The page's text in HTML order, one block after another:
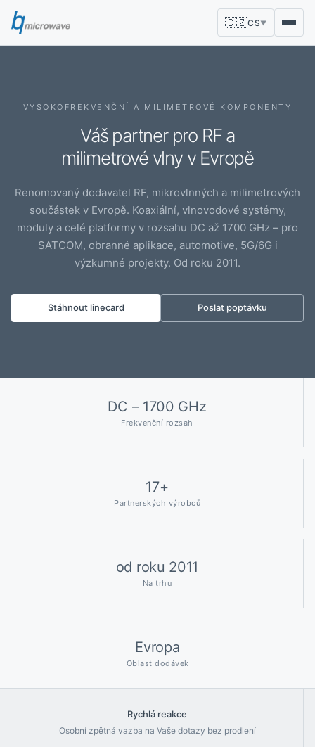
🇨🇿CS▼
VYSOKOFREKVENČNÍ A MILIMETROVÉ KOMPONENTY
Váš partner pro RF a
milimetrové vlny v Evropě
Renomovaný dodavatel RF, mikrovlnných a milimetrových
součástek v Evropě. Koaxiální, vlnovodové systémy,
moduly a celé platformy v rozsahu DC až 1700 GHz – pro
SATCOM, obranné aplikace, automotive, 5G/6G i
výzkumné projekty. Od roku 2011.
Stáhnout linecard Poslat poptávku
DC – 1700 GHz
Frekvenční rozsah
17+
Partnerských výrobců
od roku 2011
Na trhu
Evropa
Oblast dodávek
Rychlá reakce
Osobní zpětná vazba na Vaše dotazy bez prodlení